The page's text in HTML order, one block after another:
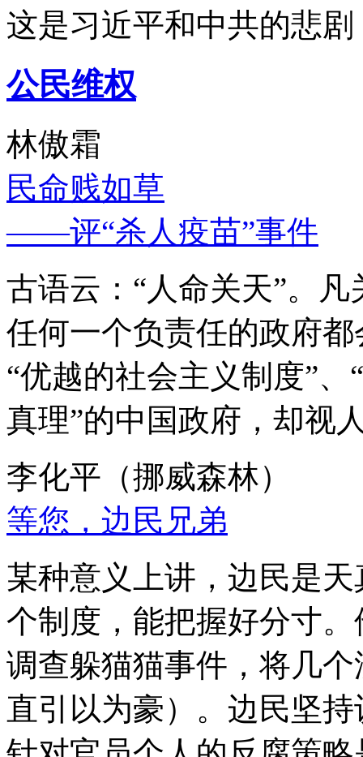
这是习近平和中共的悲
公民维权
林傲霜
民命贱如草
——评“杀人疫苗”事件
古语云：“人命关天”。
任何一个负责任的政府
“优越的社会主义制度”
真理”的中国政府，却视
李化平（挪威森林）
等您，边民兄弟
某种意义上讲，边民是
个制度，能把握好分寸
调查躲猫猫事件，将几
直引以为豪）。边民坚